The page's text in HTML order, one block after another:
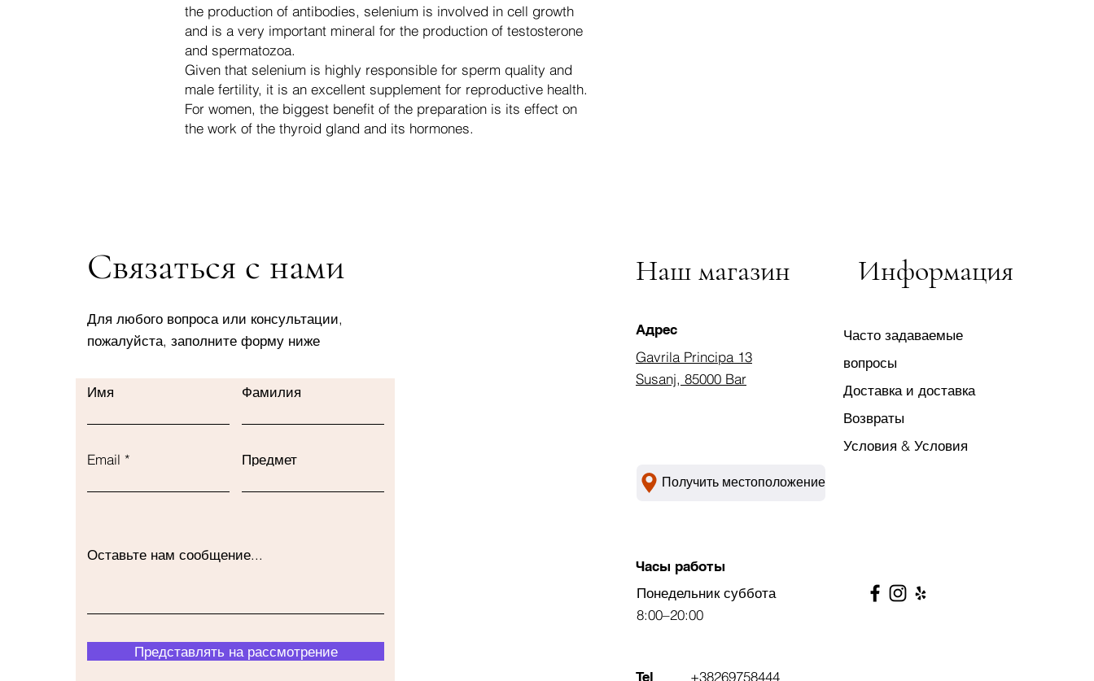
the production of antibodies, selenium is involved in cell growth
and is a very important mineral for the production of testosterone
and spermatozoa.
Given that selenium is highly responsible for sperm quality and
male fertility, it is an excellent supplement for reproductive health.
For women, the biggest benefit of the preparation is its effect on
the work of the thyroid gland and its hormones.
Связаться с нами
Для любого вопроса или консультации,
пожалуйста, заполните форму ниже
Имя Фамилия
Email Предмет
Оставьте нам сообщение...
Представлять на рассмотрение
Наш магазин
Адрес
Gavrila Principa 13
Susanj, 85000 Bar
Информация
Часто задаваемые
вопросы
Доставка и доставка
Возвраты
Условия & Условия
Получить местоположение
Часы работы
Понедельник суббота
8:00–20:00
Tel +38269758444